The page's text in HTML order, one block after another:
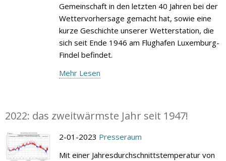
Gemeinschaft in den letzten 40 Jahren bei der
Wettervorhersage gemacht hat, sowie eine
kurze Geschichte unserer Wetterstation, die
sich seit Ende 1946 am Flughafen Luxemburg-
Findel befindet.
Mehr Lesen
2022: das zweitwärmste Jahr seit 1947!
2-01-2023 Presseraum
Mit einer Jahresdurchschnittstemperatur von